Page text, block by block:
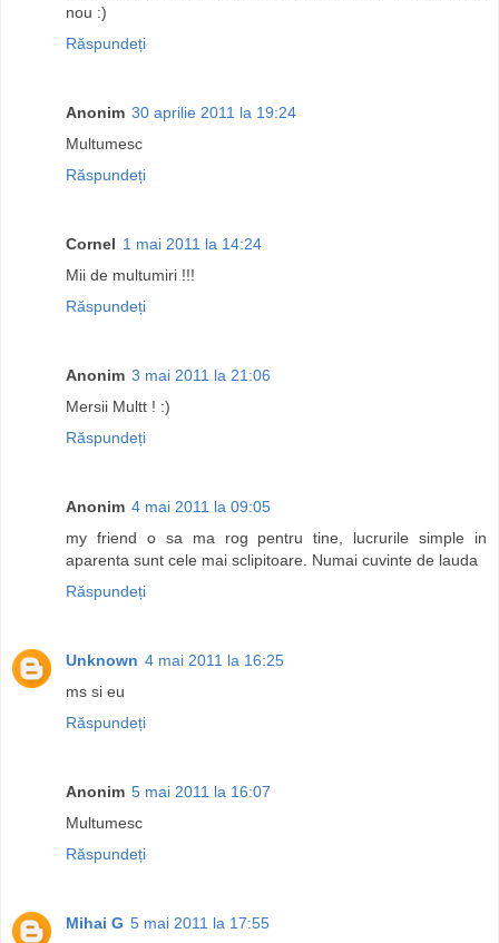
nou :)
Răspundeți
Anonim 30 aprilie 2011 la 19:24
Multumesc
Răspundeți
Cornel 1 mai 2011 la 14:24
Mii de multumiri !!!
Răspundeți
Anonim 3 mai 2011 la 21:06
Mersii Multt ! :)
Răspundeți
Anonim 4 mai 2011 la 09:05
my friend o sa ma rog pentru tine, lucrurile simple in
aparenta sunt cele mai sclipitoare. Numai cuvinte de lauda
Răspundeți
Unknown 4 mai 2011 la 16:25
ms si eu
Răspundeți
Anonim 5 mai 2011 la 16:07
Multumesc
Răspundeți
Mihai G 5 mai 2011 la 17:55